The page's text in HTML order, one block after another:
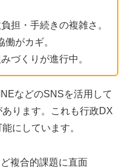
担・手続きの複雑さ。
がカギ。
づくりが進行中。
などのSNSを活用して
ります。これも行政DX
にしています。
複合的課題に直面